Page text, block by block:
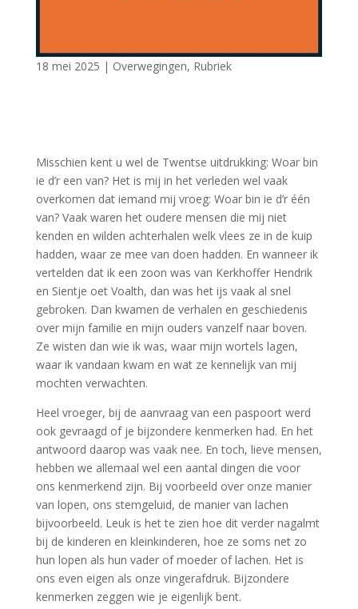
18 mei 2025 | Overwegingen, Rubriek
Misschien kent u wel de Twentse uitdrukking: Woar bin
ie d’r een van? Het is mij in het verleden wel vaak
overkomen dat iemand mij vroeg: Woar bin ie d’r één
van? Vaak waren het oudere mensen die mij niet
kenden en wilden achterhalen welk vlees ze in de kuip
hadden, waar ze mee van doen hadden. En wanneer ik
vertelden dat ik een zoon was van Kerkhoffer Hendrik
en Sientje oet Voalth, dan was het ijs vaak al snel
gebroken. Dan kwamen de verhalen en geschiedenis
over mijn familie en mijn ouders vanzelf naar boven.
Ze wisten dan wie ik was, waar mijn wortels lagen,
waar ik vandaan kwam en wat ze kennelijk van mij
mochten verwachten.
Heel vroeger, bij de aanvraag van een paspoort werd
ook gevraagd of je bijzondere kenmerken had. En het
antwoord daarop was vaak nee. En toch, lieve mensen,
hebben we allemaal wel een aantal dingen die voor
ons kenmerkend zijn. Bij voorbeeld over onze manier
van lopen, ons stemgeluid, de manier van lachen
bijvoorbeeld. Leuk is het te zien hoe dit verder nagalmt
bij de kinderen en kleinkinderen, hoe ze soms net zo
hun lopen als hun vader of moeder of lachen. Het is
ons even eigen als onze vingerafdruk. Bijzondere
kenmerken zeggen wie je eigenlijk bent.